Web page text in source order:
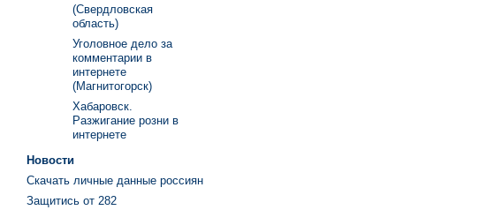
(Свердловская
область)
Уголовное дело за
комментарии в
интернете
(Магнитогорск)
Хабаровск.
Разжигание розни в
интернете
Новости
Скачать личные данные россиян
Защитись от 282